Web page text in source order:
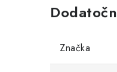
Značka